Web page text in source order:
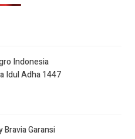
Indonesia
Idul Adha 1447
Bravia Garansi